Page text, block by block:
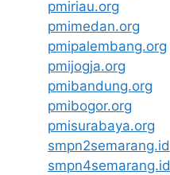
pmiriau.org
pmimedan.org
pmipalembang.org
pmijogja.org
pmibandung.org
pmibogor.org
pmisurabaya.org
smpn2semarang.id
smpn4semarang.id